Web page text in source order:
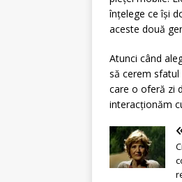
înțelege ce își
aceste două
Atunci când
să cerem
care o oferă zi
interacționăm